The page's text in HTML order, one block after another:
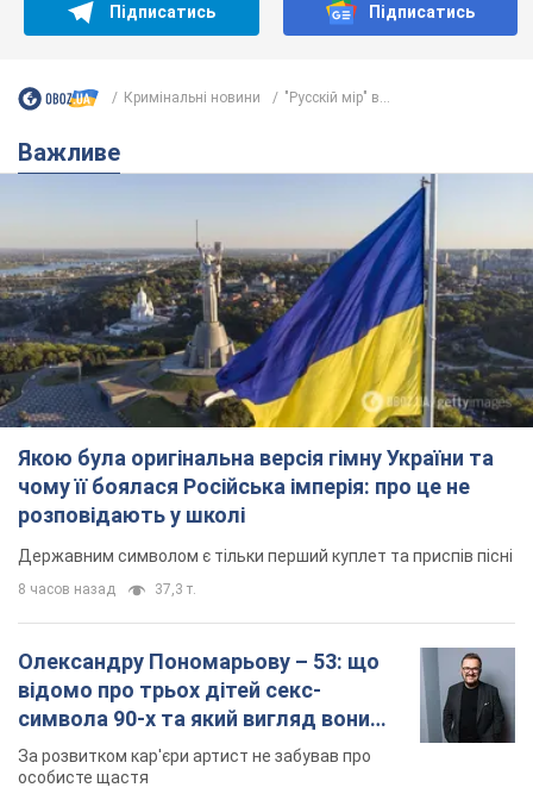
Підписатись Підписатись
Кримінальні новини "Русскій мір" в...
Важливе
Якою була оригінальна версія гімну України та
чому її боялася Російська імперія: про це не
розповідають у школі
Державним символом є тільки перший куплет та приспів пісні
8 часов назад 37,3 т.
Олександру Пономарьову – 53: що
відомо про трьох дітей секс-
символа 90-х та який вигляд вони
мають
За розвитком кар'єри артист не забував про
особисте щастя